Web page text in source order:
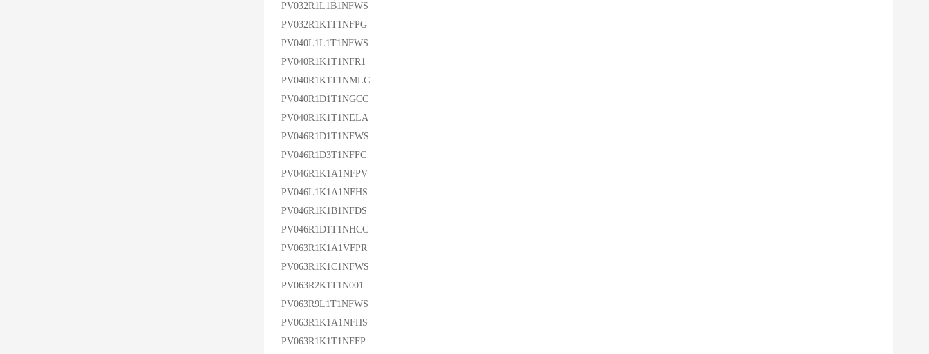
PV032R1L1B1NFWS
PV032R1K1T1NFPG
PV040L1L1T1NFWS
PV040R1K1T1NFR1
PV040R1K1T1NMLC
PV040R1D1T1NGCC
PV040R1K1T1NELA
PV046R1D1T1NFWS
PV046R1D3T1NFFC
PV046R1K1A1NFPV
PV046L1K1A1NFHS
PV046R1K1B1NFDS
PV046R1D1T1NHCC
PV063R1K1A1VFPR
PV063R1K1C1NFWS
PV063R2K1T1N001
PV063R9L1T1NFWS
PV063R1K1A1NFHS
PV063R1K1T1NFFP